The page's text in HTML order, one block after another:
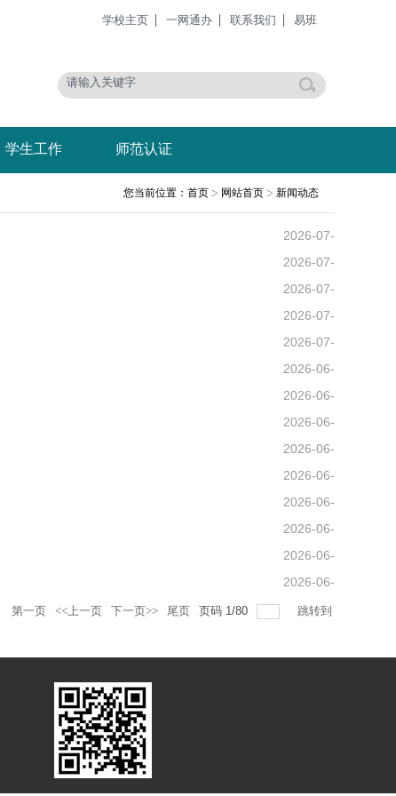
学校主页 一网通办 联系我们 易班
学生工作 师范认证
您当前位置： 首页 网站首页 新闻动态
2026-07-
2026-07-
2026-07-
2026-07-
2026-07-
2026-06-
2026-06-
2026-06-
2026-06-
2026-06-
2026-06-
2026-06-
2026-06-
2026-06-
第一页 <<上一页 下一页>> 尾页 页码 1/80 跳转到